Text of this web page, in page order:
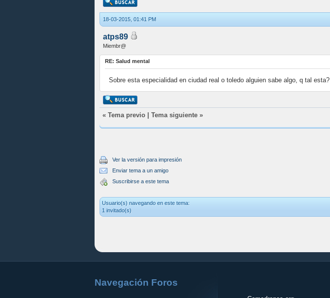
18-03-2015, 01:41 PM
atps89
Miembr@
RE: Salud mental
Sobre esta especialidad en ciudad real o toledo alguien sabe algo, q tal esta?
« Tema previo Tema siguiente »
Ver la versión para impresión
Enviar tema a un amigo
Suscribirse a este tema
Usuario(s) navegando en este tema:
1 invitado(s)
Navegación Foros